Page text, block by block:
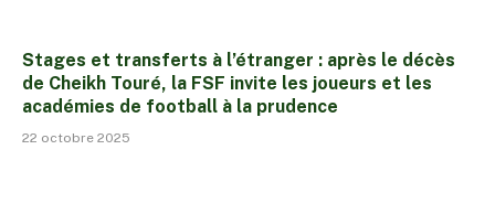
Stages et transferts à l’étranger : après le décès
de Cheikh Touré, la FSF invite les joueurs et les
académies de football à la prudence
22 octobre 2025